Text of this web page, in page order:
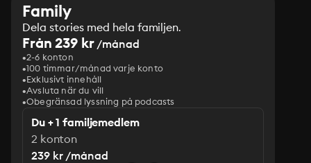
Family
Dela stories med hela familjen.
Från 239 kr/månad
2-6 konton
100 timmar/månad varje konto
Exklusivt innehåll
Avsluta när du vill
Obegränsad lyssning på podcasts
Du + 1 familjemedlem
2 konton
239 kr /månad